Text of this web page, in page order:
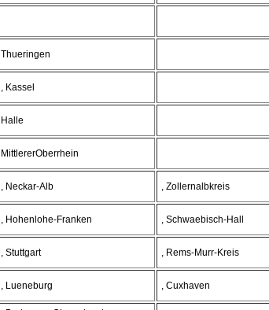
Thueringen
, Kassel
Halle
MittlererOberrhein
, Neckar-Alb , Zollernalbkreis
, Hohenlohe-Franken , Schwaebisch-Hall
, Stuttgart , Rems-Murr-Kreis
, Lueneburg , Cuxhaven